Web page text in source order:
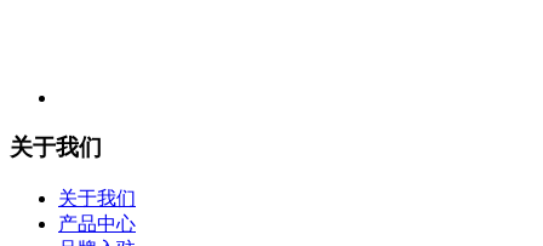
关于我们
关于我们
产品中心